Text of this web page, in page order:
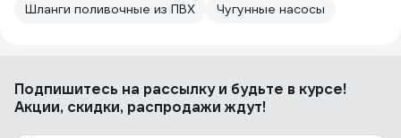
Шланги поливочные из ПВХ
Чугунные насосы
Подпишитесь на рассылкуи будьте в курсе!
Акции, скидки, распродажи ждут!